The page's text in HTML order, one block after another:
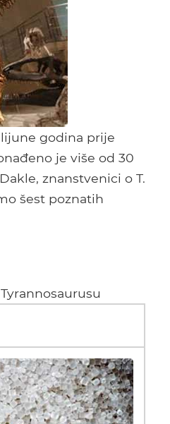
godina prije
je više od 30
znanstvenici o T.
šest poznatih